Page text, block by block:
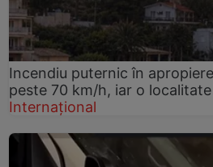
Incendiu puternic în
peste 70 km/h, iar o
Internațional